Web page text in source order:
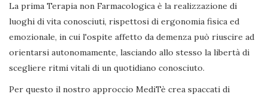
La prima Terapia non Farmacologica è la realizzazione di
luoghi di vita conosciuti, rispettosi di ergonomia fisica ed
emozionale, in cui l'ospite affetto da demenza può riuscire ad
orientarsi autonomamente, lasciando allo stesso la libertà di
scegliere ritmi vitali di un quotidiano conosciuto.
Per questo il nostro approccio MediTè crea spaccati di